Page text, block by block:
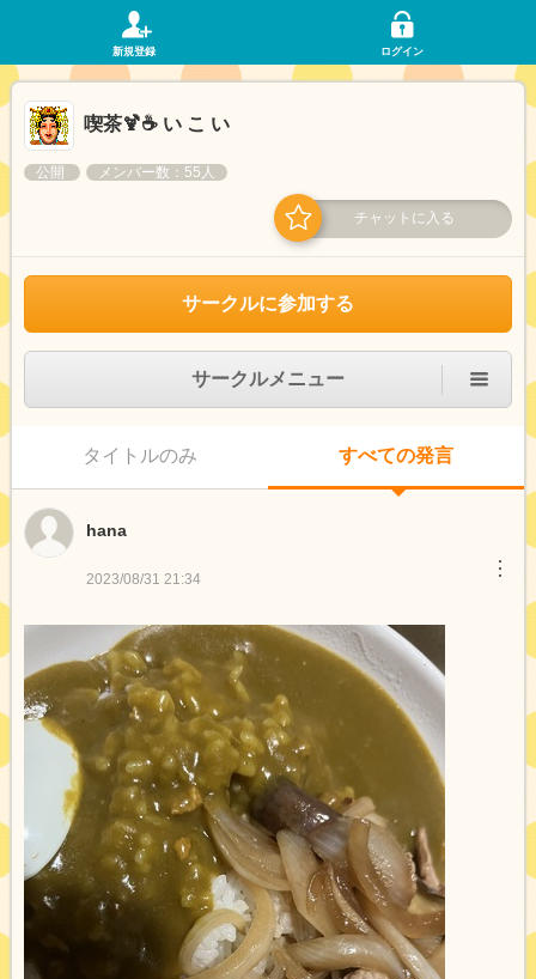
新規登録 ログイン
喫茶🍹☕ い こ い
公開 メンバー数：55人
チャットに入る
サークルに参加する
サークルメニュー
タイトルのみ すべての発言
hana
2023/08/31 21:34 ︙